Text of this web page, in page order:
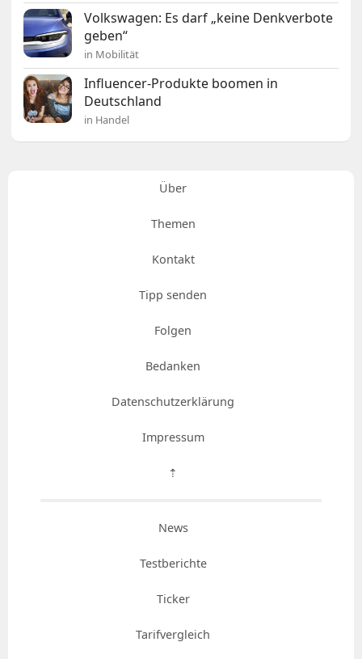
Volkswagen: Es darf „keine Denkverbote
geben“
in Mobilität
Influencer-Produkte boomen in
Deutschland
in Handel
Über
Themen
Kontakt
Tipp senden
Folgen
Bedanken
Datenschutzerklärung
Impressum
⇡
News
Testberichte
Ticker
Tarifvergleich